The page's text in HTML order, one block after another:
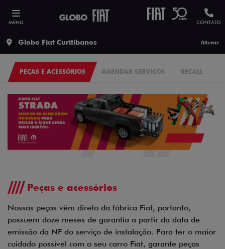
MENU CONTATO
Globo Fiat Curitibanos Alterar
AGENDAR SERVIÇOS
PEÇAS E ACESSÓRIOS RECALL
Peças e acessórios
Nossas peças vêm direto da fábrica Fiat, portanto,
possuem doze meses de garantia a partir da data de
emissão da NF do serviço de instalação. Para ter o maior
cuidado possível com o seu carro Fiat, garante peças